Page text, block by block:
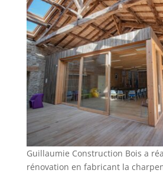
Guillaumie Construction Bois a
rénovation en fabricant la